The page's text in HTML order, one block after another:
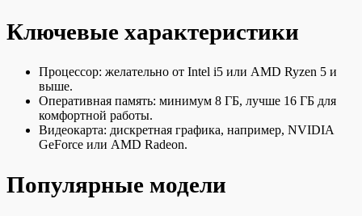
Ключевые характеристики
Процессор: желательно от Intel i5 или AMD Ryzen 5 и
выше.
Оперативная память: минимум 8 ГБ, лучше 16 ГБ для
комфортной работы.
Видеокарта: дискретная графика, например, NVIDIA
GeForce или AMD Radeon.
Популярные модели